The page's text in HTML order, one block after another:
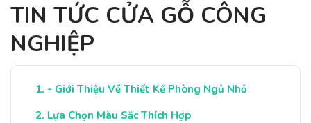
TIN TỨC CỬA GỖ CÔNG
NGHIỆP
- Giới Thiệu Về Thiết Kế Phòng Ngủ Nhỏ
Lựa Chọn Màu Sắc Thích Hợp